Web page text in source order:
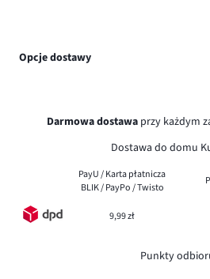
Opcje dostawy
Darmowa dostawa przy każdym
Dostawa do domu
PayU / Karta płatnicza
BLIK / PayPo / Twisto
9,99 zł
Punkty